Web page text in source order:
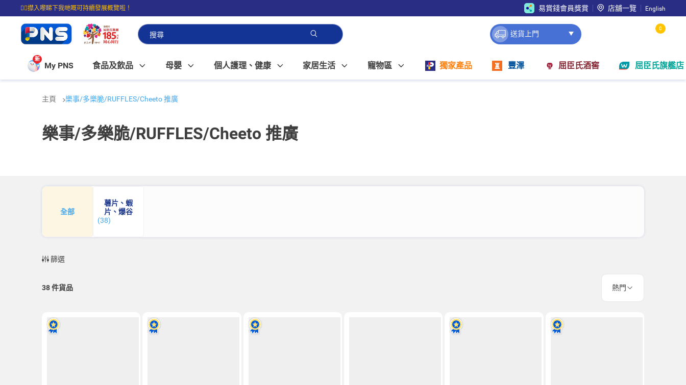
☝🏼㩒入嚟睇下我哋嘅可持續發展概覽啦！
⭐購物滿$399即享免費送貨；滿$100即可免費店取。
易賞錢會員獎賞 店舖一覽 English
送貨上門
0
新
My PNS 食品及飲品 母嬰 個人護理、健康 家居生活 寵物區 獨家產品 豐澤 屈臣氏酒窖 屈臣氏旗艦店
主頁 樂事/多樂脆/RUFFLES/Cheeto 推廣
樂事/多樂脆/RUFFLES/Cheeto 推廣
全部
薯片、蝦
片、爆谷
(38)
篩選
38件貨品 熱門